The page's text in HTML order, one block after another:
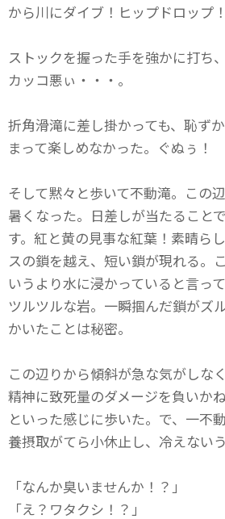
から川にダイブ！ヒップドロップ！
ストックを握った手を強かに打ち
カッコ悪ぃ・・・。
折角滑滝に差し掛かっても、恥ず
まって楽しめなかった。ぐぬぅ！
そして黙々と歩いて不動滝。この
暑くなった。日差しが当たること
す。紅と黄の見事な紅葉！素晴ら
スの鎖を越え、短い鎖が現れる。
いうより水に浸かっていると言っ
ツルツルな岩。一瞬掴んだ鎖がズ
かいたことは秘密。
この辺りから傾斜が急な気がしな
精神に致死量のダメージを負いか
といった感じに歩いた。で、一不
養摂取がてら小休止し、冷えない
「なんか臭いませんか！？」
「え？ワタクシ！？」